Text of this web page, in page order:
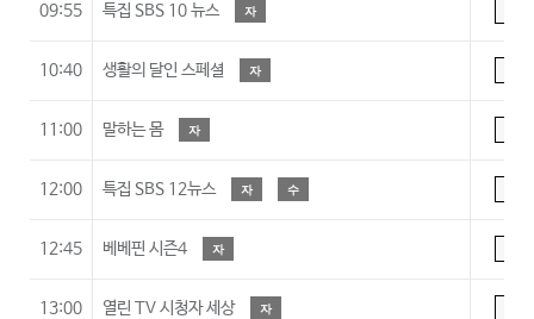
09:55 특집 SBS 10 뉴스 자
10:40 생활의 달인 스페셜 자
11:00 말하는 몸 자
12:00 특집 SBS 12뉴스 자 수
12:45 베베핀 시즌4 자
13:00 열린 TV 시청자 세상 자